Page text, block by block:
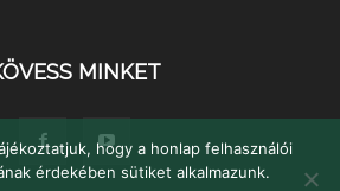
MINKET
hogy a honlap felhasználói
érdekében sütiket alkalmazunk.